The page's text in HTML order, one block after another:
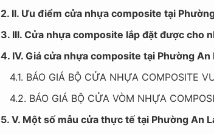
2. II. Ưu điểm cửa nhựa composite tại
3. III. Cửa nhựa composite lắp đặt được cho
4. IV. Giá cửa nhựa composite tại Phường An
4.1. BÁO GIÁ BỘ CỬA NHỰA COMPOSITE
4.2. BÁO GIÁ BỘ CỬA VÒM NHỰA
5. V. Một số mẫu cửa thực tế tại Phường An